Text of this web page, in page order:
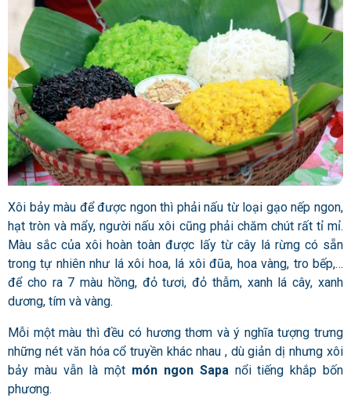
Xôi bảy màu để được ngon thì phải nấu từ loại gạo nếp ngon,
hạt tròn và mẩy, người nấu xôi cũng phải chăm chút rất tỉ mỉ.
Màu sắc của xôi hoàn toàn được lấy từ cây lá rừng có sẵn
trong tự nhiên như lá xôi hoa, lá xôi đũa, hoa vàng, tro bếp,…
để cho ra 7 màu hồng, đỏ tươi, đỏ thẫm, xanh lá cây, xanh
dương, tím và vàng.
Mỗi một màu thì đều có hương thơm và ý nghĩa tượng trưng
những nét văn hóa cổ truyền khác nhau , dù giản dị nhưng xôi
bảy màu vẫn là một món ngon Sapanổi tiếng khắp bốn
phương.